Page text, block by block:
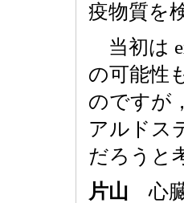
疫物質を
当初は
の可能性
のですが
アルドス
だろうと
片山心